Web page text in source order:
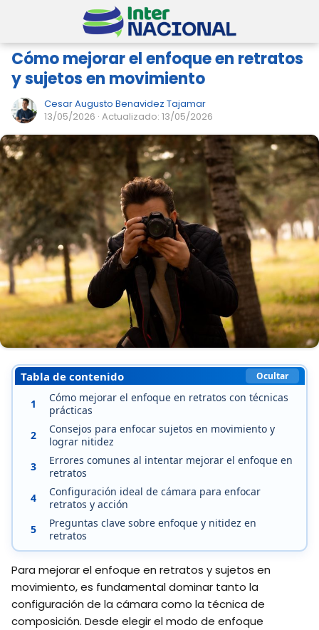
Cómo mejorar el enfoque en retratos
y sujetos en movimiento
Cesar Augusto Benavidez Tajamar
13/05/2026 · Actualizado: 13/05/2026
Tabla de contenido Ocultar
1
Cómo mejorar el enfoque en retratos con técnicas
prácticas
2
Consejos para enfocar sujetos en movimiento y
lograr nitidez
3
Errores comunes al intentar mejorar el enfoque en
retratos
4
Configuración ideal de cámara para enfocar
retratos y acción
5
Preguntas clave sobre enfoque y nitidez en
retratos
Para mejorar el enfoque en retratos y sujetos en
movimiento, es fundamental dominar tanto la
configuración de la cámara como la técnica de
composición. Desde elegir el modo de enfoque